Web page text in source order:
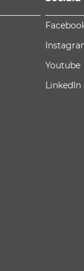
Youtube
LinkedIn